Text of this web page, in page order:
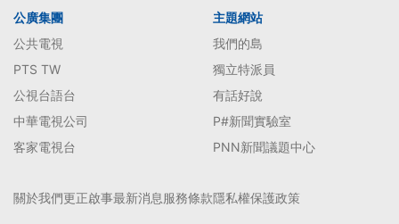
公廣集團
公共電視
PTS TW
公視台語台
中華電視公司
客家電視台
主題網站
我們的島
獨立特派員
有話好說
P#新聞實驗室
PNN新聞議題中心
關於我們更正啟事最新消息服務條款隱私權保護政策